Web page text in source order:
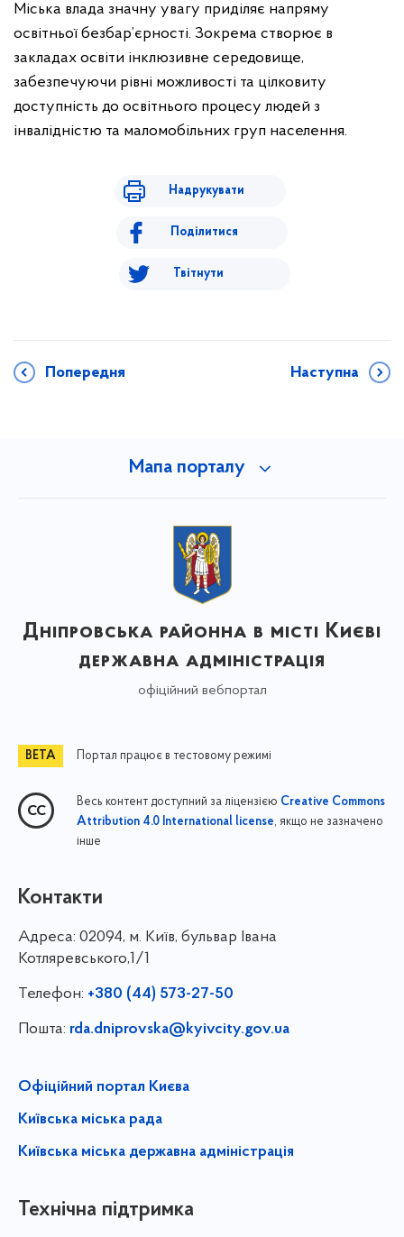
Міська влада значну увагу приділяє напряму
освітньої безбар’єрності. Зокрема створює в
закладах освіти інклюзивне середовище,
забезпечуючи рівні можливості та цілковиту
доступність до освітнього процесу людей з
інвалідністю та маломобільних груп населення.
Надрукувати
Поділитися
Твітнути
Попередня Наступна
Мапа порталу
Дніпровська районна в місті Києві
державна адміністрація
офіційний вебпортал
Портал працює в тестовому режимі
Весь контент доступний за ліцензією Creative Commons
Attribution 4.0 International license, якщо не зазначено
інше
Контакти
Адреса: 02094, м. Київ, бульвар Івана
Котляревського,1/1
Телефон: +380 (44) 573-27-50
Пошта: rda.dniprovska@kyivcity.gov.ua
Офіційний портал Києва
Київська міська рада
Київська міська державна адміністрація
Технічна підтримка